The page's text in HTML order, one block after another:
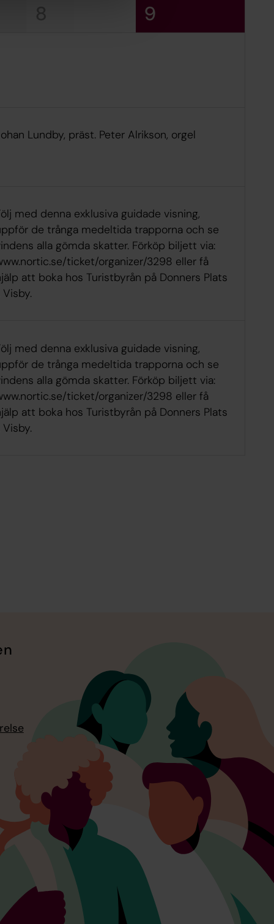
8 9
Lundby, präst. Peter Alrikson, orgel
med denna exklusiva guidade visning,
de trånga medeltida trapporna och se
alla gömda skatter. Förköp biljett via:
ticket/organizer/3298 eller få
att boka hos Turistbyrån på Donners Plats
Visby.
med denna exklusiva guidade visning,
de trånga medeltida trapporna och se
alla gömda skatter. Förköp biljett via:
ticket/organizer/3298 eller få
att boka hos Turistbyrån på Donners Plats
Visby.